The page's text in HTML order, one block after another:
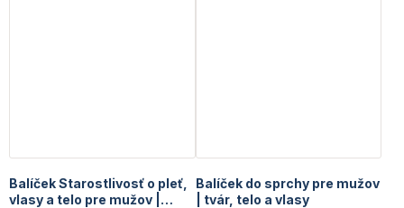
Balíček Starostlivosť o pleť,
vlasy a telo pre mužov |
Balíček do sprchy pre mužov
| tvár, telo a vlasy